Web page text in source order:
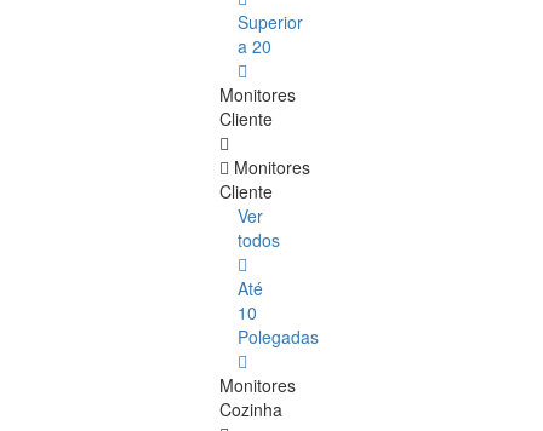
Superior
a 20
Monitores
Cliente
Monitores
Cliente
Ver
todos
Até
10
Polegadas
Monitores
Cozinha